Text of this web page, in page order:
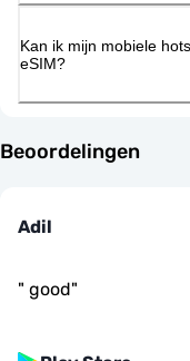
Kan ik mijn mobiele
eSIM?
Beoordelingen
Adil
" good"